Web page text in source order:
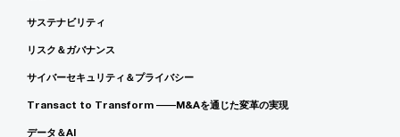
サステナビリティ
リスク＆ガバナンス
サイバーセキュリティ＆プライバシー
Transact to Transform ――M&Aを通じた変革の実現
データ＆AI